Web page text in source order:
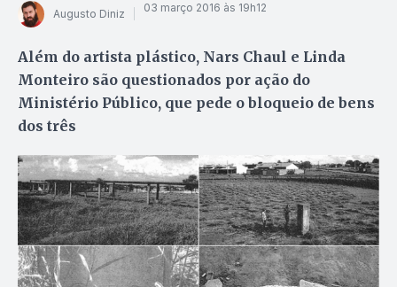
Augusto Diniz 03 março 2016 às 19h12
Além do artista plástico, Nars Chaul e Linda
Monteiro são questionados por ação do
Ministério Público, que pede o bloqueio de bens
dos três